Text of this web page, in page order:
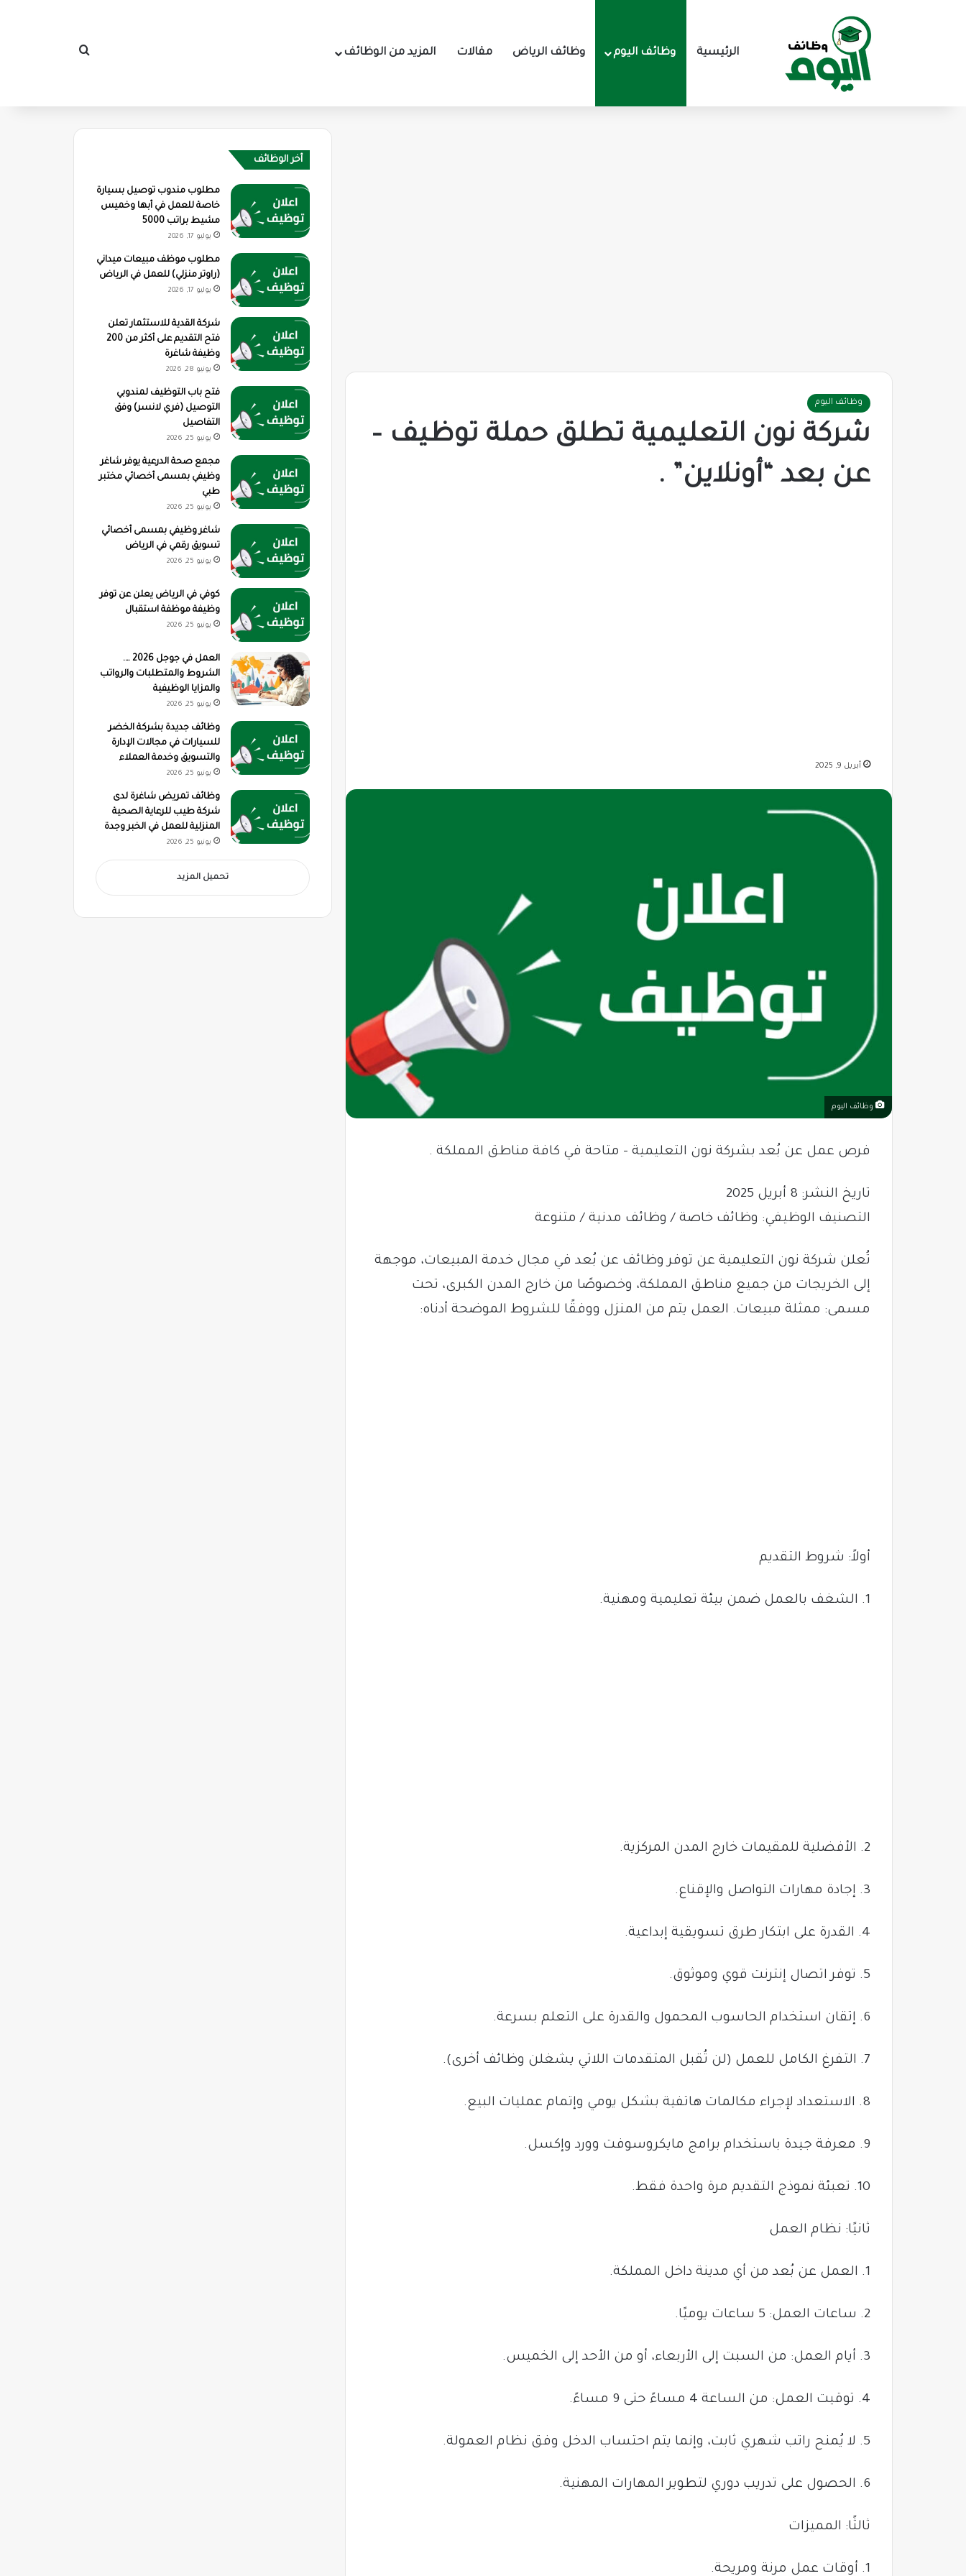
الرئيسية وظائف اليوم وظائف الرياض مقالات المزيد من الوظائف بحث عن
وظائف اليوم
شركة نون التعليمية تطلق حملة توظيف –
عن بعد “أونلاين” .
أبريل 9, 2025
وظائف اليوم
فرص عمل عن بُعد بشركة نون التعليمية – متاحة في كافة مناطق المملكة .
تاريخ النشر: 8 أبريل 2025
التصنيف الوظيفي: وظائف خاصة / وظائف مدنية / متنوعة
تُعلن شركة نون التعليمية عن توفر وظائف عن بُعد في مجال خدمة المبيعات، موجهة
إلى الخريجات من جميع مناطق المملكة، وخصوصًا من خارج المدن الكبرى، تحت
مسمى: ممثلة مبيعات. العمل يتم من المنزل ووفقًا للشروط الموضحة أدناه:
أولاً: شروط التقديم
1. الشغف بالعمل ضمن بيئة تعليمية ومهنية.
2. الأفضلية للمقيمات خارج المدن المركزية.
3. إجادة مهارات التواصل والإقناع.
4. القدرة على ابتكار طرق تسويقية إبداعية.
5. توفر اتصال إنترنت قوي وموثوق.
6. إتقان استخدام الحاسوب المحمول والقدرة على التعلم بسرعة.
7. التفرغ الكامل للعمل (لن تُقبل المتقدمات اللاتي يشغلن وظائف أخرى).
8. الاستعداد لإجراء مكالمات هاتفية بشكل يومي وإتمام عمليات البيع.
9. معرفة جيدة باستخدام برامج مايكروسوفت وورد وإكسل.
10. تعبئة نموذج التقديم مرة واحدة فقط.
ثانيًا: نظام العمل
1. العمل عن بُعد من أي مدينة داخل المملكة.
2. ساعات العمل: 5 ساعات يوميًا.
3. أيام العمل: من السبت إلى الأربعاء، أو من الأحد إلى الخميس.
4. توقيت العمل: من الساعة 4 مساءً حتى 9 مساءً.
5. لا يُمنح راتب شهري ثابت، وإنما يتم احتساب الدخل وفق نظام العمولة.
6. الحصول على تدريب دوري لتطوير المهارات المهنية.
ثالثًا: المميزات
1. أوقات عمل مرنة ومريحة.
أخر الوظائف
مطلوب مندوب توصيل بسيارة
خاصة للعمل في أبها وخميس
مشيط براتب 5000
يوليو 17, 2026
مطلوب موظف مبيعات ميداني
(راوتر منزلي) للعمل في الرياض
يوليو 17, 2026
شركة القدية للاستثمار تعلن
فتح التقديم على أكثر من 200
وظيفة شاغرة
يونيو 28, 2026
فتح باب التوظيف لمندوبي
التوصيل (فري لانسر) وفق
التفاصيل
يونيو 25, 2026
مجمع صحة الدرعية يوفر شاغر
وظيفي بمسمى أخصائي مختبر
طبي
يونيو 25, 2026
شاغر وظيفي بمسمى أخصائي
تسويق رقمي في الرياض
يونيو 25, 2026
كوفي في الرياض يعلن عن توفر
وظيفة موظفة استقبال
يونيو 25, 2026
العمل في جوجل 2026 ….
الشروط والمتطلبات والرواتب
والمزايا الوظيفية
يونيو 25, 2026
وظائف جديدة بشركة الخضر
للسيارات في مجالات الإدارة
والتسويق وخدمة العملاء
يونيو 25, 2026
وظائف تمريض شاغرة لدى
شركة طيب للرعاية الصحية
المنزلية للعمل في الخبر وجدة
يونيو 25, 2026
تحميل المزيد